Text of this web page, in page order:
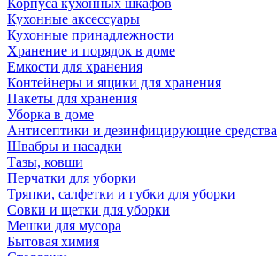
Корпуса кухонных шкафов
Кухонные аксессуары
Кухонные принадлежности
Хранение и порядок в доме
Емкости для хранения
Контейнеры и ящики для хранения
Пакеты для хранения
Уборка в доме
Антисептики и дезинфицирующие средства
Швабры и насадки
Тазы, ковши
Перчатки для уборки
Тряпки, салфетки и губки для уборки
Совки и щетки для уборки
Мешки для мусора
Бытовая химия